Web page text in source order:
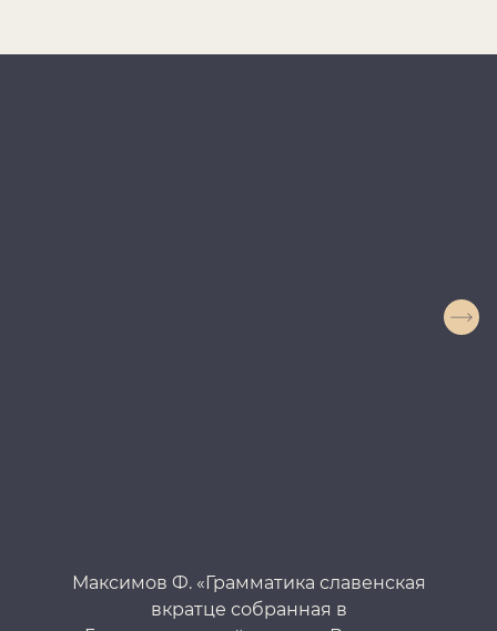
Максимов Ф. «Грамматика славенская
вкратце собранная в